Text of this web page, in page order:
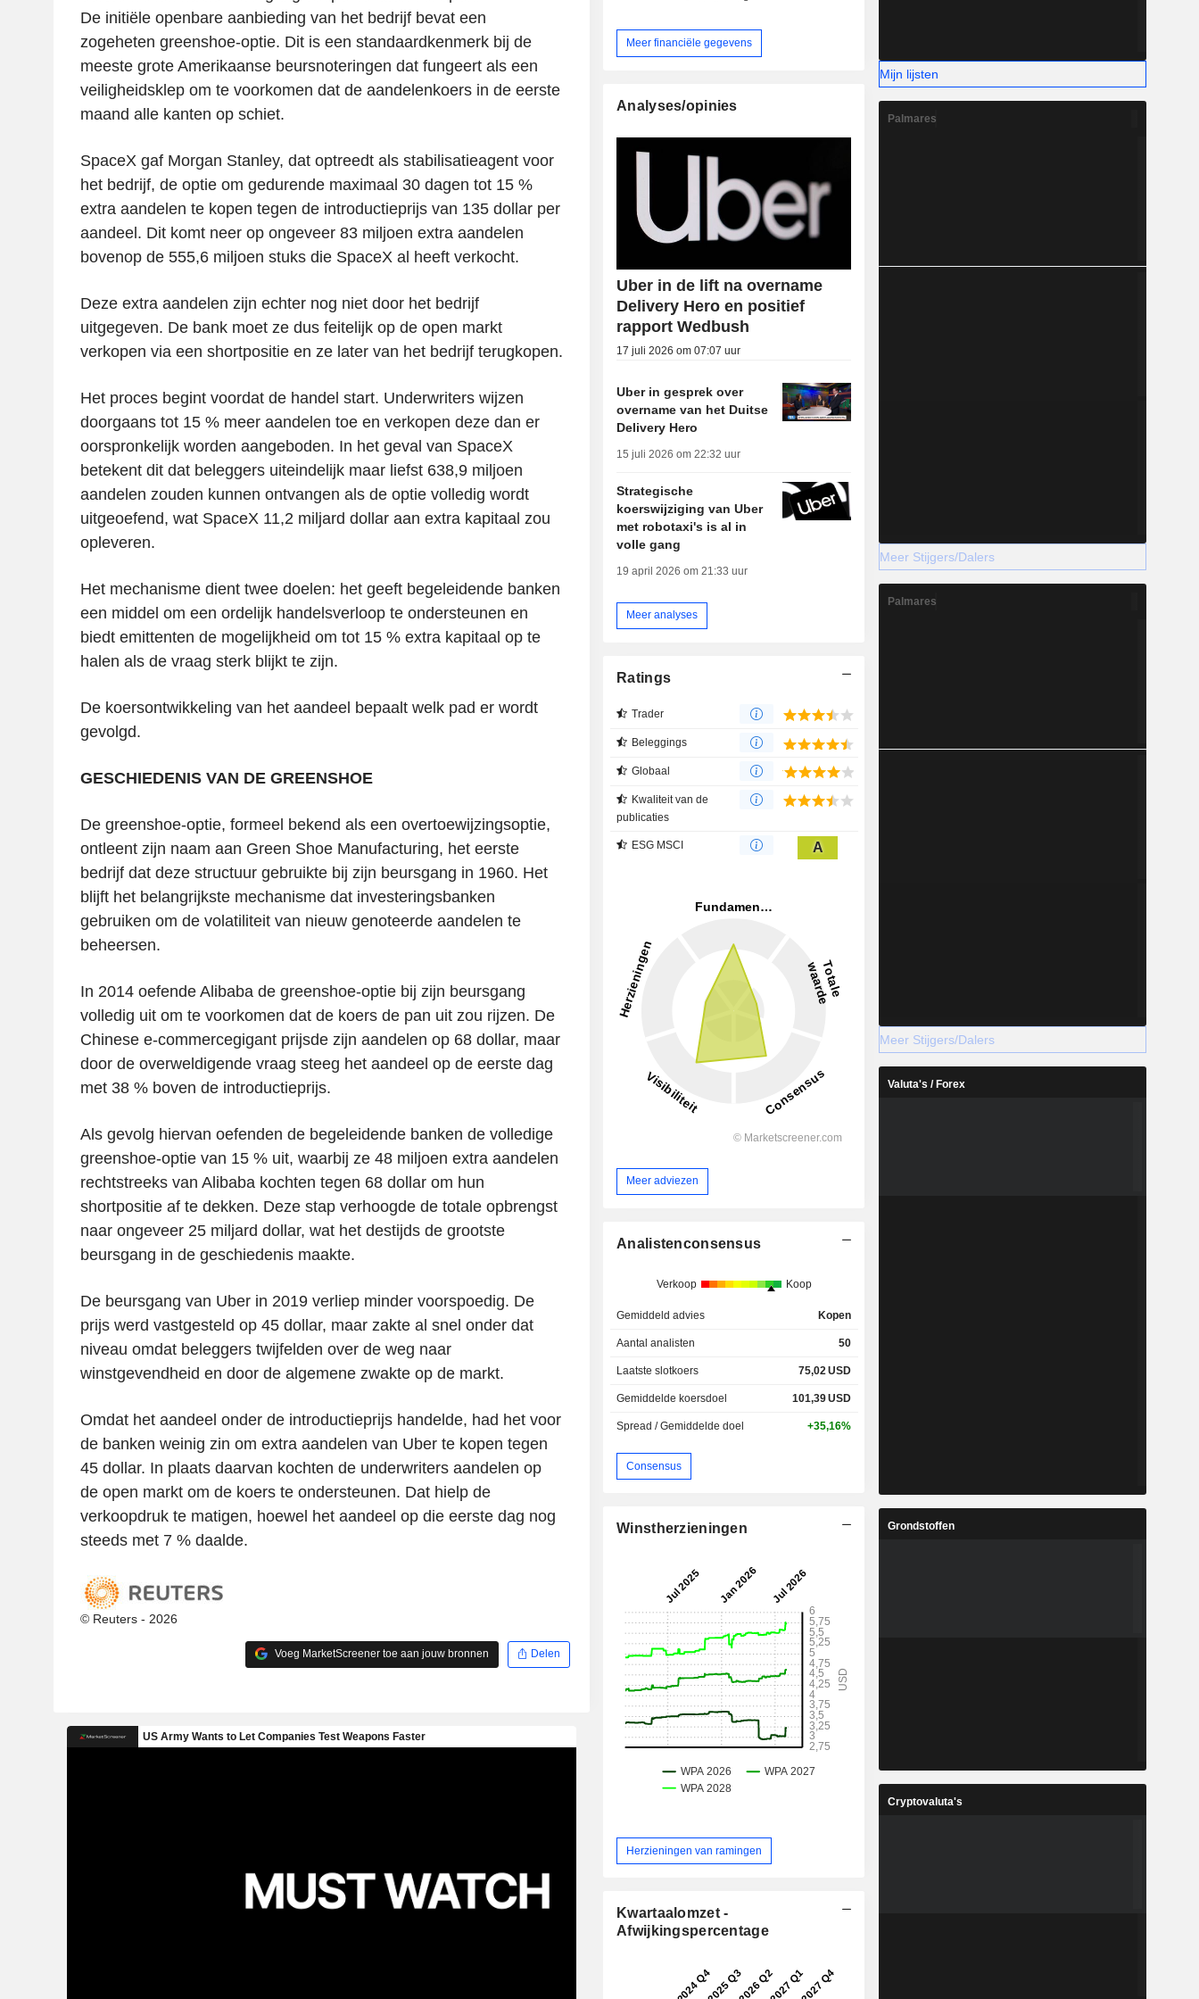
De initiële openbare aanbieding van het bedrijf bevat een
zogeheten greenshoe-optie. Dit is een standaardkenmerk bij de
meeste grote Amerikaanse beursnoteringen dat fungeert als een
veiligheidsklep om te voorkomen dat de aandelenkoers in de eerste
maand alle kanten op schiet.
SpaceX gaf Morgan Stanley, dat optreedt als stabilisatieagent voor
het bedrijf, de optie om gedurende maximaal 30 dagen tot 15 %
extra aandelen te kopen tegen de introductieprijs van 135 dollar per
aandeel. Dit komt neer op ongeveer 83 miljoen extra aandelen
bovenop de 555,6 miljoen stuks die SpaceX al heeft verkocht.
Deze extra aandelen zijn echter nog niet door het bedrijf
uitgegeven. De bank moet ze dus feitelijk op de open markt
verkopen via een shortpositie en ze later van het bedrijf terugkopen.
Het proces begint voordat de handel start. Underwriters wijzen
doorgaans tot 15 % meer aandelen toe en verkopen deze dan er
oorspronkelijk worden aangeboden. In het geval van SpaceX
betekent dit dat beleggers uiteindelijk maar liefst 638,9 miljoen
aandelen zouden kunnen ontvangen als de optie volledig wordt
uitgeoefend, wat SpaceX 11,2 miljard dollar aan extra kapitaal zou
opleveren.
Het mechanisme dient twee doelen: het geeft begeleidende banken
een middel om een ordelijk handelsverloop te ondersteunen en
biedt emittenten de mogelijkheid om tot 15 % extra kapitaal op te
halen als de vraag sterk blijkt te zijn.
De koersontwikkeling van het aandeel bepaalt welk pad er wordt
gevolgd.
GESCHIEDENIS VAN DE GREENSHOE
De greenshoe-optie, formeel bekend als een overtoewijzingsoptie,
ontleent zijn naam aan Green Shoe Manufacturing, het eerste
bedrijf dat deze structuur gebruikte bij zijn beursgang in 1960. Het
blijft het belangrijkste mechanisme dat investeringsbanken
gebruiken om de volatiliteit van nieuw genoteerde aandelen te
beheersen.
In 2014 oefende Alibaba de greenshoe-optie bij zijn beursgang
volledig uit om te voorkomen dat de koers de pan uit zou rijzen. De
Chinese e-commercegigant prijsde zijn aandelen op 68 dollar, maar
door de overweldigende vraag steeg het aandeel op de eerste dag
met 38 % boven de introductieprijs.
Als gevolg hiervan oefenden de begeleidende banken de volledige
greenshoe-optie van 15 % uit, waarbij ze 48 miljoen extra aandelen
rechtstreeks van Alibaba kochten tegen 68 dollar om hun
shortpositie af te dekken. Deze stap verhoogde de totale opbrengst
naar ongeveer 25 miljard dollar, wat het destijds de grootste
beursgang in de geschiedenis maakte.
De beursgang van Uber in 2019 verliep minder voorspoedig. De
prijs werd vastgesteld op 45 dollar, maar zakte al snel onder dat
niveau omdat beleggers twijfelden over de weg naar
winstgevendheid en door de algemene zwakte op de markt.
Omdat het aandeel onder de introductieprijs handelde, had het voor
de banken weinig zin om extra aandelen van Uber te kopen tegen
45 dollar. In plaats daarvan kochten de underwriters aandelen op
de open markt om de koers te ondersteunen. Dat hielp de
verkoopdruk te matigen, hoewel het aandeel op die eerste dag nog
steeds met 7 % daalde.
© Reuters - 2026
Voeg MarketScreener toe aan jouw bronnen Delen
Meer financiële gegevens
Analyses/opinies
Uber in de lift na overname
Delivery Hero en positief
rapport Wedbush
17 juli 2026 om 07:07 uur
Uber in gesprek over
overname van het Duitse
Delivery Hero
15 juli 2026 om 22:32 uur
Strategische
koerswijziging van Uber
met robotaxi's is al in
volle gang
19 april 2026 om 21:33 uur
Meer analyses
Ratings
Trader
Beleggings
Globaal
Kwaliteit van de
publicaties
ESG MSCI A
Meer adviezen
Analistenconsensus
Verkoop Koop
Gemiddeld advies Kopen
Aantal analisten 50
Laatste slotkoers 75,02USD
Gemiddelde koersdoel 101,39USD
Spread / Gemiddelde doel +35,16%
Consensus
Winstherzieningen
Herzieningen van ramingen
Kwartaalomzet -
Afwijkingspercentage
Mijn lijsten
Palmares
Meer Stijgers/Dalers
Palmares
Meer Stijgers/Dalers
Valuta's / Forex
Grondstoffen
Cryptovaluta's